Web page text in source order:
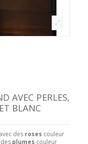
AVEC PERLES,
BLANC
des roses couleur
plumes couleur